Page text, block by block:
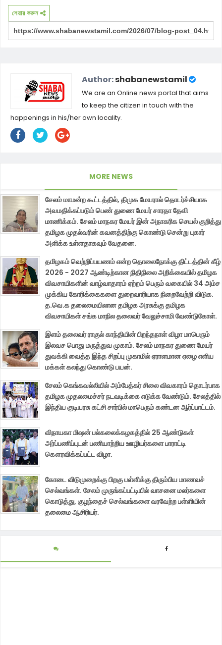
শেয়ার করুন
Author:shabanewstamil
We are an Online news portal that aims
to keep the citizen in touch with the
happenings in his/her own locality.
MORE NEWS
சேலம் மாமன்ற கூட்டத்தில், திமுக மேயரால் தொடர்ச்சியாக
அவமதிக்கப்படும் பெண் துணை மேயர் சாரதா தேவி
மாணிக்கம். சேலம் மாநகர மேயர் இன் அநாகரிக செயல் குறித்து
தமிழக முதல்வரின் கவனத்திற்கு கொண்டு சென்று புகார்
அளிக்க உள்ளதாகவும் வேதனை.
தமிழகம் வெற்றிப்பயணம் என்ற தொலைநோக்கு திட்டத்தின் கீழ்
2026 - 2027 ஆண்டிற்கான நிதிநிலை அறிக்கையில் தமிழக
விவசாயிகளின் வாழ்வாதாரம் ஏற்றம் பெரும் வகையில் 34 அம்ச
முக்கிய கோரிக்கைகளை துறைவாரியாக நிறைவேற்றி விடுக.
த.வெ.க தலைமையிலான தமிழக அரசுக்கு தமிழக
விவசாயிகள் சங்க மாநில தலைவர் வேலுச்சாமி வேண்டுகோள்.
இளம் தலைவர் ராகுல் காந்தியின் பிறந்தநாள் விழா மாபெரும்
இலவச பொது மருத்துவ முகாம். சேலம் மாநகர துணை மேயர்
துவக்கி வைத்த இந்த சிறப்பு முகாமில் ஏராளமான ஏழை எளிய
மக்கள் கலந்து கொண்டு பயன்.
சேலம் கெங்கவல்லியில் அம்பேத்கர் சிலை விவகாரம் தொடர்பாக
தமிழக முதலமைச்சர் நடவடிக்கை எடுக்க வேண்டும். சேலத்தில்
இந்திய குடியரசு கட்சி சார்பில் மாபெரும் கண்டன ஆர்ப்பாட்டம்.
விநாயகா மிஷன் பல்கலைக்கழகத்தில் 25 ஆண்டுகள்
அர்ப்பணிப்புடன் பணியாற்றிய ஊழியர்களை பாராட்டி
கௌரவிக்கப்பட்ட விழா.
கோடை விடுமுறைக்கு பிறகு பள்ளிக்கு திரும்பிய மாணவச்
செல்வங்கள். சேலம் முருங்கப்பட்டியில் வாசனை மலர்களை
கொடுத்து, குழந்தைச் செல்வங்களை வரவேற்ற பள்ளியின்
தலைமை ஆசிரியர்.